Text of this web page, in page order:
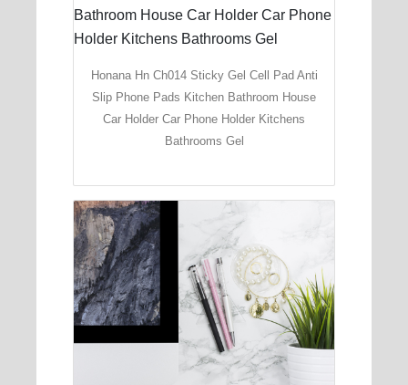
Honana Hn Ch014 Sticky Gel Cell Pad Anti
Slip Phone Pads Kitchen Bathroom House
Car Holder Car Phone Holder Kitchens
Bathrooms Gel